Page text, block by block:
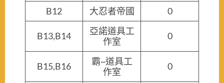
B12
大忍者帝國 0
B13,B14
亞諾道具工
作室
0
B15,B16
霸~道具工
作室
0